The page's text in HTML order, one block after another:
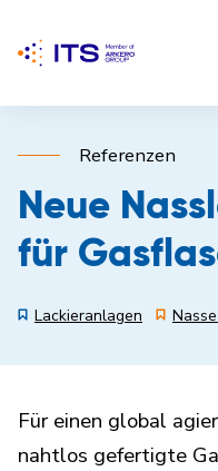
Referenzen
Neue
für
Lackieranlagen
Für einen global
nahtlos gefertigte